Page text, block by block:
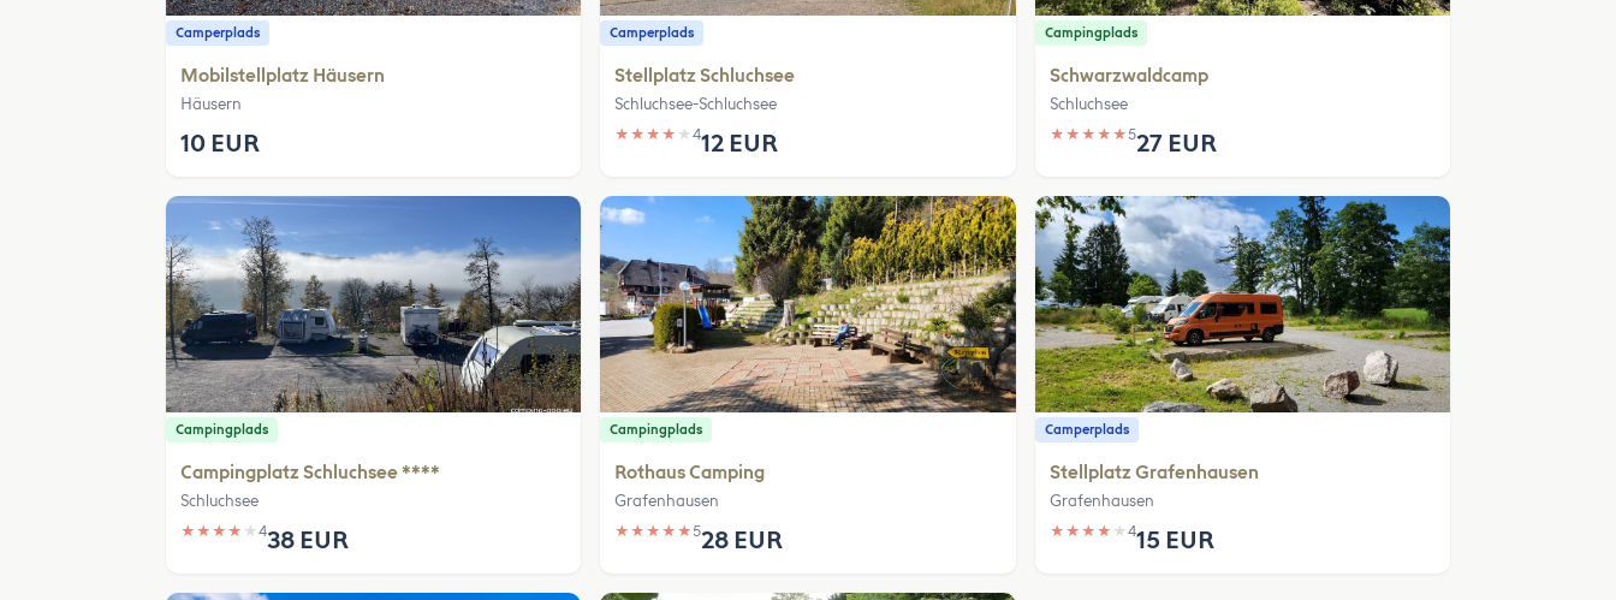
Camperplads
Mobilstellplatz Häusern
Häusern
10 EUR
Camperplads
Stellplatz Schluchsee
Schluchsee-Schluchsee
★ ★ ★ ★ ★412 EUR
Campingplads
Schwarzwaldcamp
Schluchsee
★ ★ ★ ★ ★527 EUR
Campingplads
Campingplatz Schluchsee ****
Schluchsee
★ ★ ★ ★ ★ 438 EUR
Campingplads
Rothaus Camping
Grafenhausen
★ ★ ★ ★ ★528 EUR
Camperplads
Stellplatz Grafenhausen
Grafenhausen
★ ★ ★ ★ ★ 415 EUR